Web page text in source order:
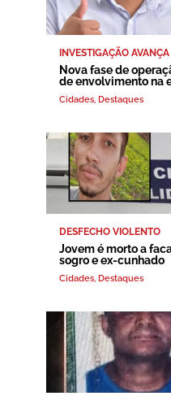
INVESTIGAÇÃO AVANÇA
Nova fase de
de envolvimento na
Cidades, Destaques
DESFECHO VIOLENTO
Jovem é morto a
sogro e ex-cunhado
Cidades, Destaques